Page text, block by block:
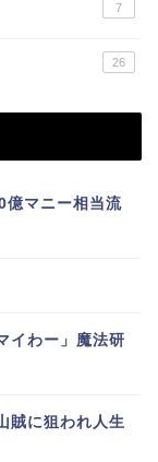
7
26
億マニー相当流
イわー」魔法研
賊に狙われ人生